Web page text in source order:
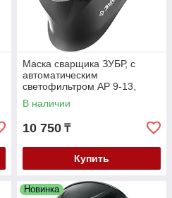
Маска сварщика ЗУБР, с
автоматическим
светофильтром АР 9-13,
затемнение 4/9-13, серия
"Профессионал" (11073)
В наличии
10 750 ₸
Купить
Новинка